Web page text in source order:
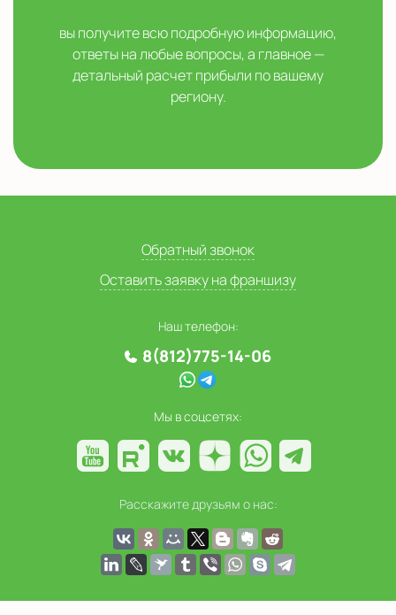
вы получите всю подробную информацию,
ответы на любые вопросы, а главное —
детальный расчет прибыли по вашему
региону.
Обратный звонок
Оставить заявку на франшизу
Наш телефон:
8(812)775-14-06
Мы в соцсетях:
Расскажите друзьям о нас: